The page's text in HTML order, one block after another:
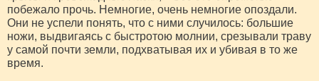
побежало прочь. Немногие, очень немногие опоздали.
Они не успели понять, что с ними случилось: большие
ножи, выдвигаясь с быстротою молнии, срезывали траву
у самой почти земли, подхватывая их и убивая в то же
время.